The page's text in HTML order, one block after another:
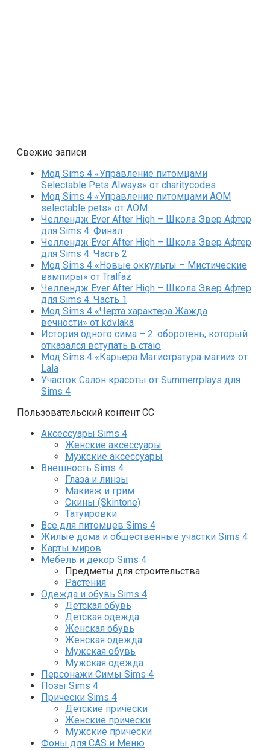
Свежие записи
Мод Sims 4 «Управление питомцами
Selectable Pets Always» от charitycodes
Мод Sims 4 «Управление питомцами AOM
selectable pets» от AOM
Челлендж Ever After High – Школа Эвер Афтер
для Sims 4. Финал
Челлендж Ever After High – Школа Эвер Афтер
для Sims 4. Часть 2
Мод Sims 4 «Новые оккульты – Мистические
вампиры» от Tralfaz
Челлендж Ever After High – Школа Эвер Афтер
для Sims 4. Часть 1
Мод Sims 4 «Черта характера Жажда
вечности» от kdvlaka
История одного сима – 2: оборотень, который
отказался вступать в стаю
Мод Sims 4 «Карьера Магистратура магии» от
Lala
Участок Салон красоты от Summerrplays для
Sims 4
Пользовательский контент СС
Аксессуары Sims 4
Женские аксессуары
Мужские аксессуары
Внешность Sims 4
Глаза и линзы
Макияж и грим
Скины (Skintone)
Татуировки
Все для питомцев Sims 4
Жилые дома и общественные участки Sims 4
Карты миров
Мебель и декор Sims 4
Предметы для строительства
Растения
Одежда и обувь Sims 4
Детская обувь
Детская одежда
Женская обувь
Женская одежда
Мужская обувь
Мужская одежда
Персонажи Симы Sims 4
Позы Sims 4
Прически Sims 4
Детские прически
Женские прически
Мужские прически
Фоны для CAS и Меню